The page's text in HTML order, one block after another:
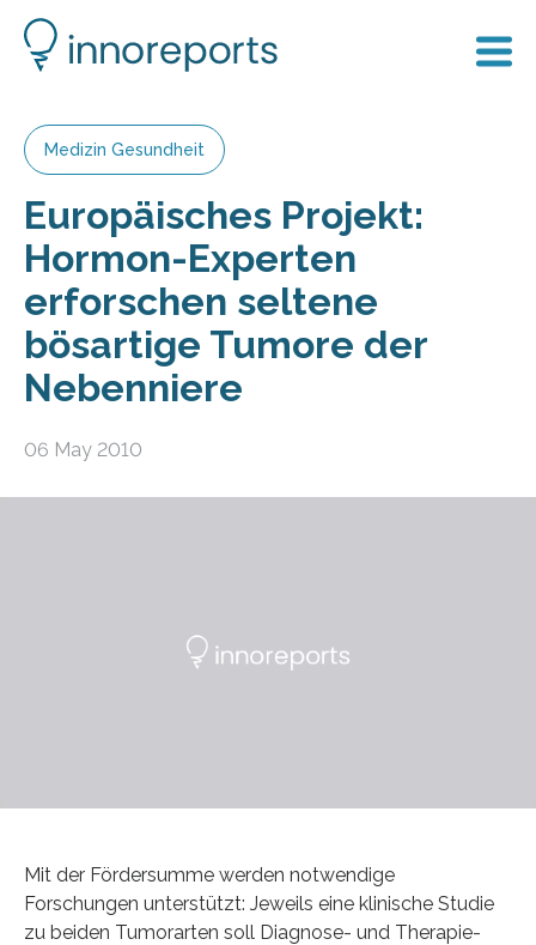
Medizin Gesundheit
Europäisches Projekt:
Hormon-Experten
erforschen seltene
bösartige Tumore der
Nebenniere
06 May 2010
Mit der Fördersumme werden notwendige
Forschungen unterstützt: Jeweils eine klinische Studie
zu beiden Tumorarten soll Diagnose- und Therapie-